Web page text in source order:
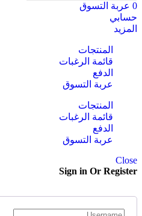
0 عربة التسوق
حسابي
المزيد
المنتجات
قائمة الرغبات
الدفع
عربة التسوق
المنتجات
قائمة الرغبات
الدفع
عربة التسوق
Close
Sign in Or Register